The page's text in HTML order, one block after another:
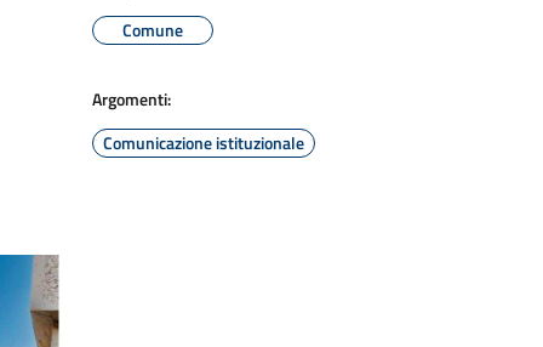
Comune
Argomenti:
Comunicazione istituzionale